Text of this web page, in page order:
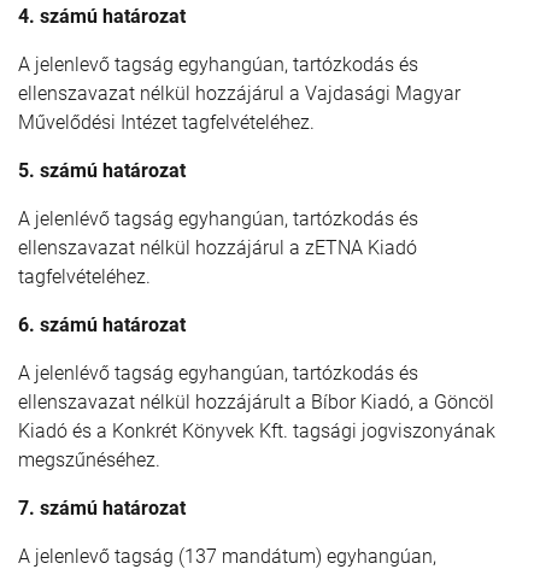
4. számú határozat
A jelenlevő tagság egyhangúan, tartózkodás és
ellenszavazat nélkül hozzájárul a Vajdasági Magyar
Művelődési Intézet tagfelvételéhez.
5. számú határozat
A jelenlévő tagság egyhangúan, tartózkodás és
ellenszavazat nélkül hozzájárul a zETNA Kiadó
tagfelvételéhez.
6. számú határozat
A jelenlévő tagság egyhangúan, tartózkodás és
ellenszavazat nélkül hozzájárult a Bíbor Kiadó, a Göncöl
Kiadó és a Konkrét Könyvek Kft. tagsági jogviszonyának
megszűnéséhez.
7. számú határozat
A jelenlevő tagság (137 mandátum) egyhangúan,